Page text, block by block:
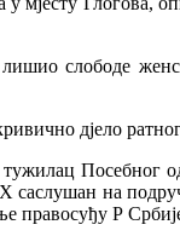
слободе
дјело
Посебног
саслушан на
правосуђу Р